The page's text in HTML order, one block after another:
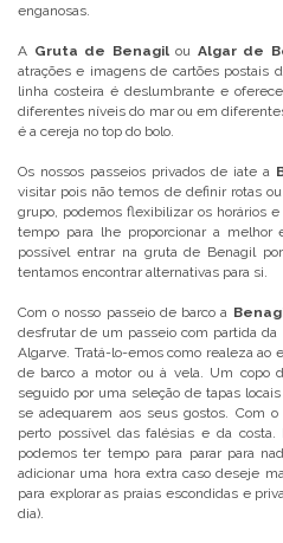
enganosas.
A Gruta de Benagilou Algar de
atrações e imagens de cartões postais
linha costeira é deslumbrante e
diferentes níveis do mar ou em
é a cereja no top do bolo.
Os nossos passeios privados de iate a
visitar pois não temos de definir rotas
grupo, podemos flexibilizar os horários
tempo para lhe proporcionar a melhor
possível entrar na gruta de Benagil
tentamos encontrar alternativas para si.
Com o nosso passeio de barco a
desfrutar de um passeio com partida da
Algarve. Tratá-lo-emos como realeza ao
de barco a motor ou à vela. Um copo
seguido por uma seleção de tapas
se adequarem aos seus gostos. Com
perto possível das falésias e da
podemos ter tempo para parar para
adicionar uma hora extra caso deseje
para explorar as praias escondidas e
dia).